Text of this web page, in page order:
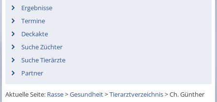
Ergebnisse
Termine
Deckakte
Suche Züchter
Suche Tierärzte
Partner
Aktuelle Seite: Rasse>Gesundheit>Tierarztverzeichnis>Ch. Günther